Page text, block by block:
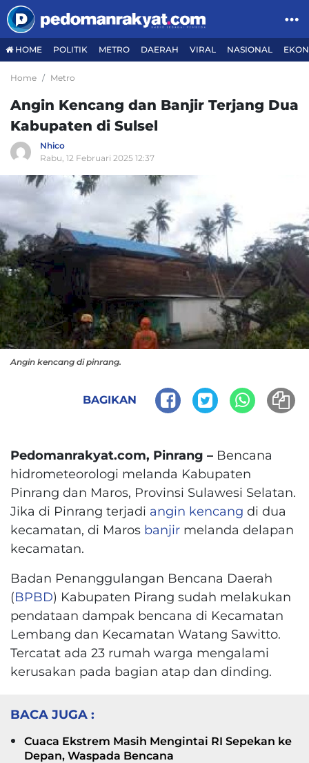
HOME POLITIK METRO DAERAH VIRAL NASIONAL
Home Metro
Angin Kencang dan Banjir Terjang Dua
Kabupaten di Sulsel
Nhico
Rabu, 12 Februari 2025 12:37
Angin kencang di pinrang.
BAGIKAN
Pedomanrakyat.com, Pinrang – Bencana
hidrometeorologi melanda Kabupaten
Pinrang dan Maros, Provinsi Sulawesi Selatan.
Jika di Pinrang terjadi angin kencang di dua
kecamatan, di Maros banjir melanda delapan
kecamatan.
Badan Penanggulangan Bencana Daerah
(BPBD) Kabupaten Pirang sudah melakukan
pendataan dampak bencana di Kecamatan
Lembang dan Kecamatan Watang Sawitto.
Tercatat ada 23 rumah warga mengalami
kerusakan pada bagian atap dan dinding.
BACA JUGA :
Cuaca Ekstrem Masih Mengintai RI Sepekan ke
Depan, Waspada Bencana